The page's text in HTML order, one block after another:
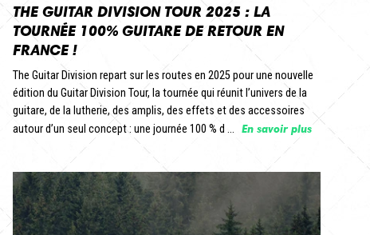
THE GUITAR DIVISION TOUR 2025 : LA
TOURNÉE 100% GUITARE DE RETOUR EN
FRANCE !
The Guitar Division repart sur les routes en 2025 pour une nouvelle
édition du Guitar Division Tour, la tournée qui réunit l’univers de la
guitare, de la lutherie, des amplis, des effets et des accessoires
autour d’un seul concept : une journée 100 % d ... En savoir plus